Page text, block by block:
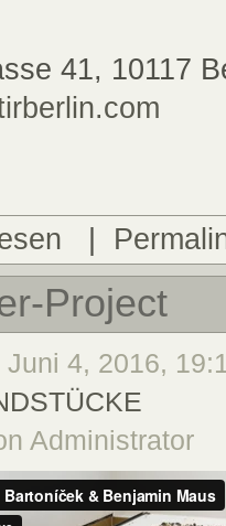
41, 10117
|
Project
Juni 4, 2016,
Administrator